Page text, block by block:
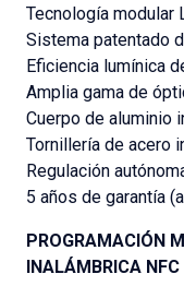
Tecnología modular
Sistema patentado
Eficiencia lumínica
Amplia gama de
Cuerpo de aluminio
Tornillería de acero
Regulación
5 años de garantía
PROGRAMACIÓN
INALÁMBRICA NFC